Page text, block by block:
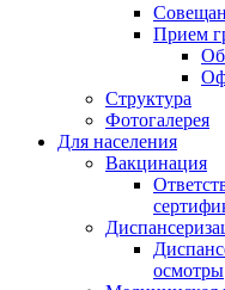
Прием
Структура
Фотогалерея
Для населения
Вакцинация
осмотры